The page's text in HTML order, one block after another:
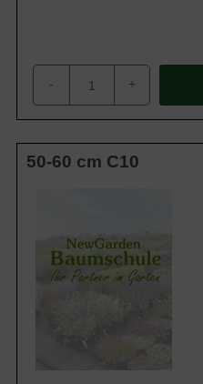
- +
50-60 cm C10